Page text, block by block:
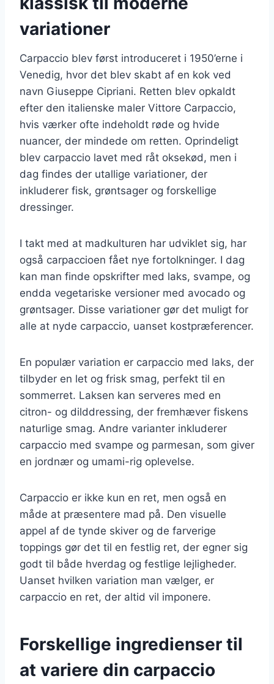
variationer
Carpaccio blev først introduceret i 1950’erne i
Venedig, hvor det blev skabt af en kok ved
navn Giuseppe Cipriani. Retten blev opkaldt
efter den italienske maler Vittore Carpaccio,
hvis værker ofte indeholdt røde og hvide
nuancer, der mindede om retten. Oprindeligt
blev carpaccio lavet med råt oksekød, men i
dag findes der utallige variationer, der
inkluderer fisk, grøntsager og forskellige
dressinger.
I takt med at madkulturen har udviklet sig, har
også carpaccioen fået nye fortolkninger. I dag
kan man finde opskrifter med laks, svampe, og
endda vegetariske versioner med avocado og
grøntsager. Disse variationer gør det muligt for
alle at nyde carpaccio, uanset kostpræferencer.
En populær variation er carpaccio med laks, der
tilbyder en let og frisk smag, perfekt til en
sommerret. Laksen kan serveres med en
citron- og dilddressing, der fremhæver fiskens
naturlige smag. Andre varianter inkluderer
carpaccio med svampe og parmesan, som giver
en jordnær og umami-rig oplevelse.
Carpaccio er ikke kun en ret, men også en
måde at præsentere mad på. Den visuelle
appel af de tynde skiver og de farverige
toppings gør det til en festlig ret, der egner sig
godt til både hverdag og festlige lejligheder.
Uanset hvilken variation man vælger, er
carpaccio en ret, der altid vil imponere.
Forskellige ingredienser til
at variere din carpaccio